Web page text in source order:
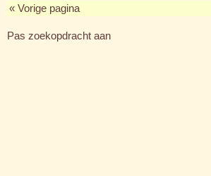
« Vorige pagina
Pas zoekopdracht aan